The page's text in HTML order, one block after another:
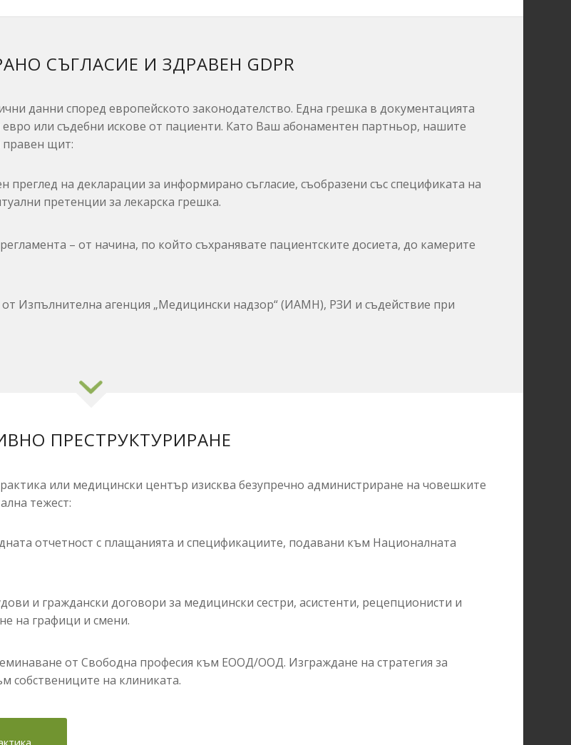
СЪГЛАСИЕ И ЗДРАВЕН GDPR
данни според европейското законодателство. Една грешка в документацията
или съдебни искове от пациенти. Като Ваш абонаментен партньор, нашите
правен щит:
преглед на декларации за информирано съгласие, съобразени със спецификата на
претенции за лекарска грешка.
– от начина, по който съхранявате пациентските досиета, до камерите
Изпълнителна агенция „Медицински надзор“ (ИАМН), РЗИ и съдействие при
ПРЕСТРУКТУРИРАНЕ
или медицински център изисква безупречно администриране на човешките
тежест:
отчетност с плащанията и спецификациите, подавани към Националната
и граждански договори за медицински сестри, асистенти, рецепционисти и
на графици и смени.
от Свободна професия към ЕООД/ООД. Изграждане на стратегия за
собствениците на клиниката.